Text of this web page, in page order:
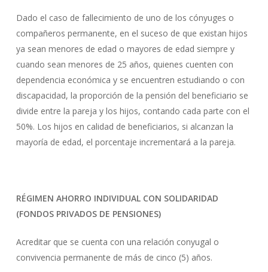
Dado el caso de fallecimiento de uno de los cónyuges o
compañeros permanente, en el suceso de que existan hijos
ya sean menores de edad o mayores de edad siempre y
cuando sean menores de 25 años, quienes cuenten con
dependencia económica y se encuentren estudiando o con
discapacidad, la proporción de la pensión del beneficiario se
divide entre la pareja y los hijos, contando cada parte con el
50%. Los hijos en calidad de beneficiarios, si alcanzan la
mayoría de edad, el porcentaje incrementará a la pareja.
RÉGIMEN AHORRO INDIVIDUAL CON SOLIDARIDAD
(FONDOS PRIVADOS DE PENSIONES)
Acreditar que se cuenta con una relación conyugal o
convivencia permanente de más de cinco (5) años.